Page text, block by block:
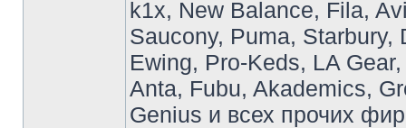
k1x, New Balance, Fila,
Saucony, Puma, Starbury,
Ewing, Pro-Keds, LA
Anta, Fubu, Akademics,
Genius и всех прочих